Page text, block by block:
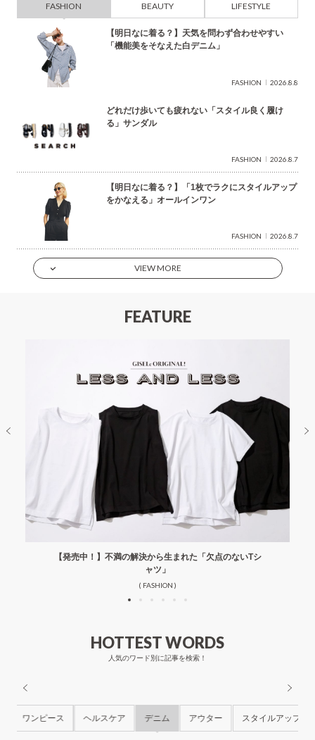
FASHION BEAUTY LIFESTYLE
【明日なに着る？】天気を問わず合わせやすい
「機能美をそなえた白デニム」
FASHION 2026.8.8
どれだけ歩いても疲れない「スタイル良く履け
る」サンダル
FASHION 2026.8.7
【明日なに着る？】「1枚でラクにスタイルアップ
をかなえる」オールインワン
FASHION 2026.8.7
VIEW MORE
FEATURE
【発売中！】不満の解決から生まれた「欠点のないTシ
ャツ」
( FASHION )
HOTTEST WORDS
人気のワード別に記事を検索！
ワンピース ヘルスケア デニム アウター スタイルアップ